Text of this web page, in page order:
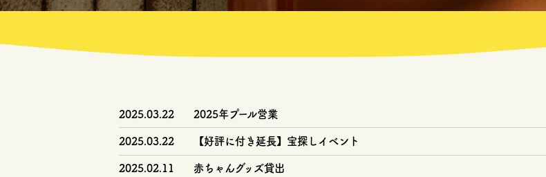
2025.03.22 2025年プール営業
2025.03.22 【好評に付き延長】宝探しイベント
2025.02.11 赤ちゃんグッズ貸出